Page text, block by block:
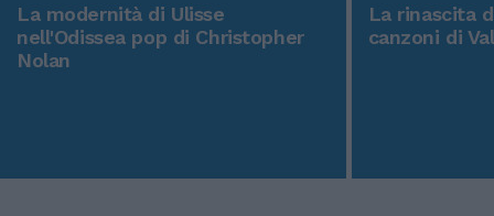
La modernità di Ulisse
nell'Odissea pop di Christopher
Nolan
La rinascita
canzoni di